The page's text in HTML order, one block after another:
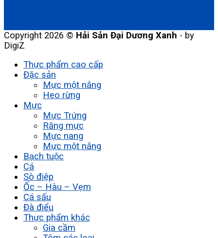
Copyright 2026 © Hải Sản Đại Dương Xanh - by
DigiZ
Thực phẩm cao cấp
Đặc sản
Mực một nắng
Heo rừng
Mực
Mực Trứng
Răng mực
Mực nang
Mực một nắng
Bạch tuộc
Cá
Sò điệp
Ốc – Hàu – Vẹm
Cá sấu
Đà điểu
Thực phẩm khác
Gia cầm